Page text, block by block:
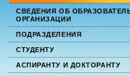
СВЕДЕНИЯ ОБ
ОРГАНИЗАЦИИ
ПОДРАЗДЕЛЕНИЯ
СТУДЕНТУ
АСПИРАНТУ И ДОКТОРАНТУ